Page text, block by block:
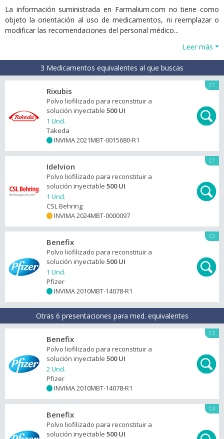
La información suministrada en Farmalium.com no tiene como
objeto la orientación al uso de medicamentos, ni reemplazar o
modificar las recomendaciones del personal médico...
Leer más
3 Medicamentos equivalentes al que buscas
C1
Rixubis
Polvo liofilizado para reconstituir a
solución inyectable 500 UI
1 Und.
Takeda
INVIMA 2021MBT-0015680-R1
C1
Idelvion
Polvo liofilizado para reconstituir a
solución inyectable 500 UI
1 Und.
CSL Behring
INVIMA 2024MBT-0000097
C2
Benefix
Polvo liofilizado para reconstituir a
solución inyectable 500 UI
1 Und.
Pfizer
INVIMA 2010MBT-14078-R1
Otras 6 presentaciones para med. equivalentes
C3
Benefix
Polvo liofilizado para reconstituir a
solución inyectable 500 UI
2 Und.
Pfizer
INVIMA 2010MBT-14078-R1
C4
Benefix
Polvo liofilizado para reconstituir a
solución inyectable 500 UI